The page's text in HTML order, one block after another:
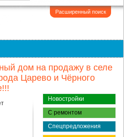
Расширенный поиск
дом на продажу в селе
Царево и Чёрного
Новостройки
С ремонтом
Спецпредложения